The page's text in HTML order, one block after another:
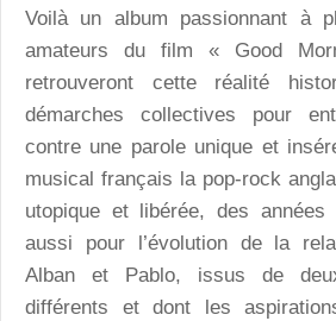
Voilà un album passionnant à
amateurs du film « Good
retrouveront cette réalité
démarches collectives pour
contre une parole unique et
musical français la pop-rock
utopique et libérée, des années
aussi pour l’évolution de la
Alban et Pablo, issus de
différents et dont les